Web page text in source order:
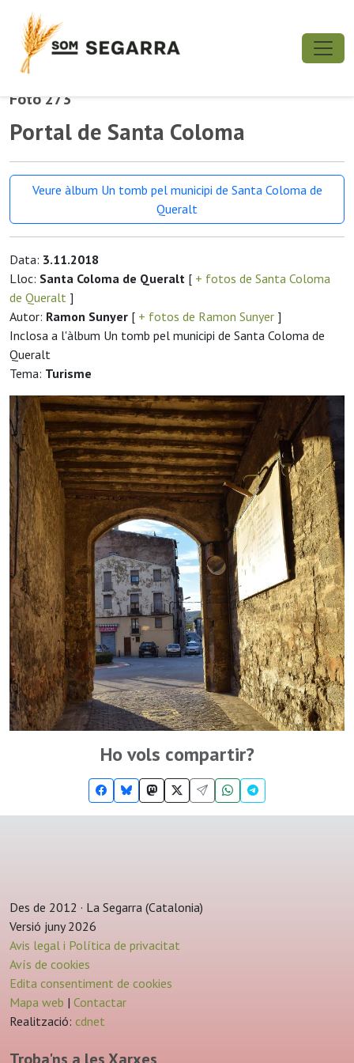
Foto 273
Portal de Santa Coloma
Veure àlbum Un tomb pel municipi de Santa Coloma de
Queralt
Data: 3.11.2018
Lloc: Santa Coloma de Queralt [ + fotos de Santa Coloma
de Queralt ]
Autor: Ramon Sunyer [ + fotos de Ramon Sunyer ]
Inclosa a l'àlbum Un tomb pel municipi de Santa Coloma de
Queralt
Tema: Turisme
Ho vols compartir?
Des de 2012 · La Segarra (Catalonia)
Versió juny 2026
Avis legal i Política de privacitat
Avís de cookies
Edita consentiment de cookies
Mapa web | Contactar
Realització: cdnet